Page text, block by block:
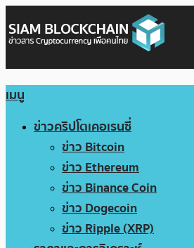
เมนู
ข่าวคริปโตเคอเรนซี่
ข่าว Bitcoin
ข่าว Ethereum
ข่าว Binance Coin
ข่าว Dogecoin
ข่าว Ripple (XRP)